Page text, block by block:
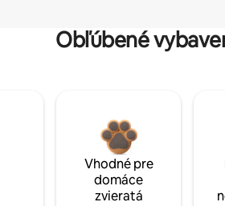
Obľúbené
Vhodné pre
domáce
zvieratá